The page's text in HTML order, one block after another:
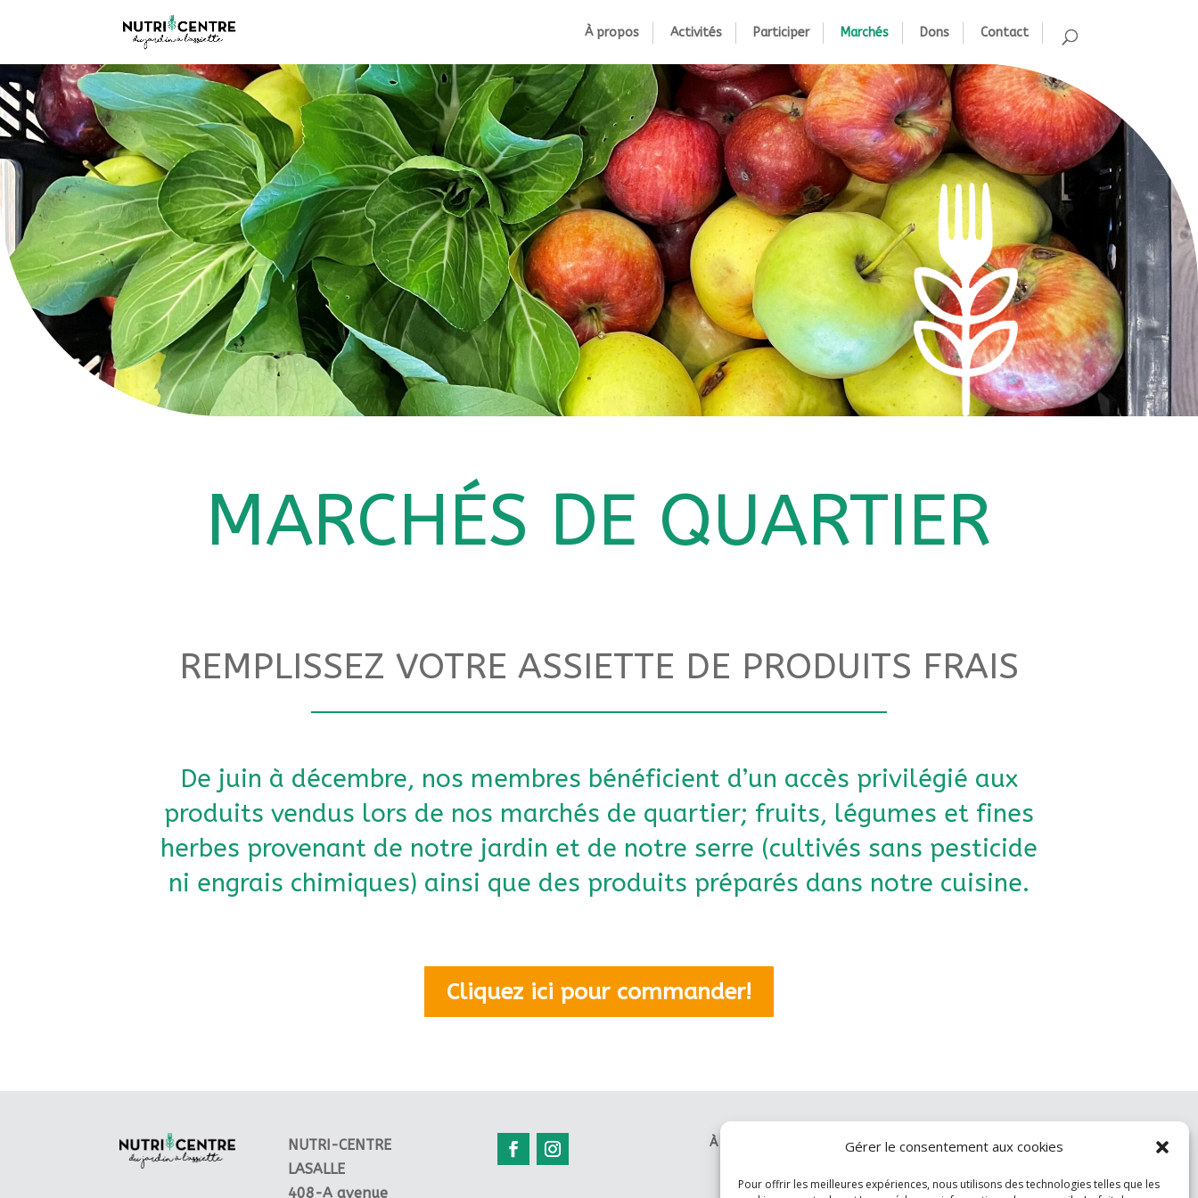
Gérer le consentement aux cookies
Pour offrir les meilleures expériences, nous utilisons des technologies telles que les
À propos Activités Participer Marchés Dons Contact
MARCHÉS DE QUARTIER
REMPLISSEZ VOTRE ASSIETTE DE PRODUITS FRAIS
De juin à décembre, nos membres bénéficient d’un accès privilégié aux
produits vendus lors de nos marchés de quartier; fruits, légumes et fines
herbes provenant de notre jardin et de notre serre (cultivés sans pesticide
ni engrais chimiques) ainsi que des produits préparés dans notre cuisine.
Cliquez ici pour commander!
NUTRI-CENTRE
LASALLE
408-A avenue
À propos Participer Marchés Dons
Contact